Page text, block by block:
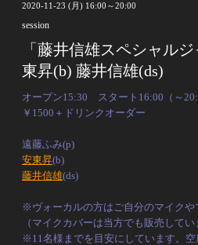
2020-11-23 (月) 16:00～20:00
session
「藤井信雄スペシャル
東昇(b) 藤井信雄(ds)
オープン15:30 スタート16:00（～
￥1500＋ドリンクオーダー
遠藤ふみ(p)
安東昇(b)
藤井信雄(ds)
※ヴォーカルの方はご自分のマイク
（マイクカバーは当方でも販売してい
※11名様までを目安にしています。空